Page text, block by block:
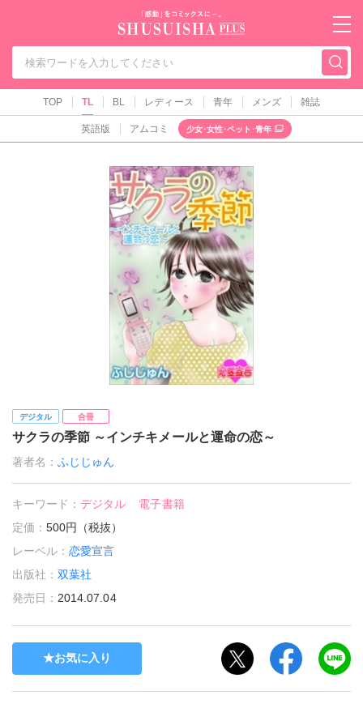
秋水社PLUS（テ
TOP TL BL レディース 青年 メンズ 雑誌
英語版 アムコミ 少女･女性･ペット･青年
デジタル 合冊
サクラの季節 ～インチキメールと運命の恋～
著者名：ふじじゅん
キーワード：デジタル
電子書籍
定価：500円（税抜）
レーベル：恋愛宣言
出版社：双葉社
発売日： 2014.07.04
お気に入り